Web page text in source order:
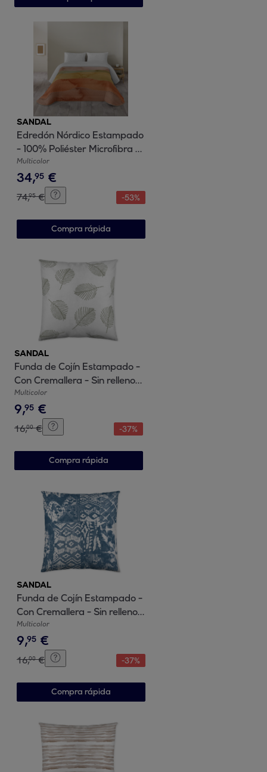
SANDAL
Edredón Nórdico Estampado
- 100% Poliéster Microfibra -
300 gr/m² con Tacto Pluma -
Ocean Terra
Multicolor
34,95 €
74,95 € -53%
Compra rápida
SANDAL
Funda de Cojín Estampado -
Con Cremallera - Sin relleno -
100% Algodón - Jaho Sage
Multicolor
9,95 €
16,00 € -37%
Compra rápida
SANDAL
Funda de Cojín Estampado -
Con Cremallera - Sin relleno -
100% Algodón - Mive Blue
Multicolor
9,95 €
16,00 € -37%
Compra rápida